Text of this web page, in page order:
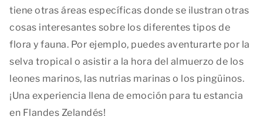
tiene otras áreas específicas donde se ilustran otras
cosas interesantes sobre los diferentes tipos de
flora y fauna. Por ejemplo, puedes aventurarte por la
selva tropical o asistir a la hora del almuerzo de los
leones marinos, las nutrias marinas o los pingüinos.
¡Una experiencia llena de emoción para tu estancia
en Flandes Zelandés!